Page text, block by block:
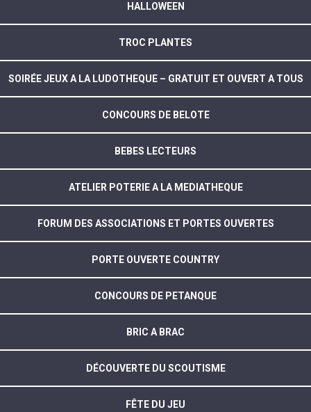
HALLOWEEN
TROC PLANTES
SOIRÉE JEUX A LA LUDOTHEQUE – GRATUIT ET OUVERT A TOUS
CONCOURS DE BELOTE
BEBES LECTEURS
ATELIER POTERIE A LA MEDIATHEQUE
FORUM DES ASSOCIATIONS ET PORTES OUVERTES
PORTE OUVERTE COUNTRY
CONCOURS DE PETANQUE
BRIC A BRAC
DÉCOUVERTE DU SCOUTISME
FÊTE DU JEU